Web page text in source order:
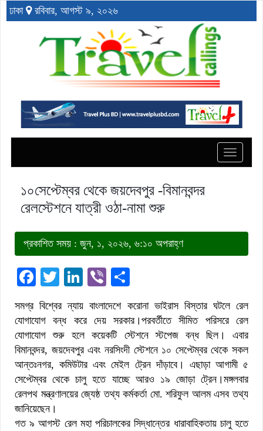
ঢাকা রবিবার, আগস্ট ৯, ২০২৬
Toggle
১০সেপ্টেম্বর থেকে জয়দেবপুর -বিমানবন্দর
রেলস্টেশনে যাত্রী ওঠা-নামা শুরু
প্রকাশিত সময় : জুন, ১, ২০২৬, ৬:১০ অপরাহ্ণ
Facebook
TwitterLinkedIn
Viber
সমগ্র বিশ্বের ন্যায় বাংলাদেশে করোনা ভাইরাস বিস্তার ঘটলে রেল
যোগাযোগ বন্ধ করে দেয় সরকার।পরবর্তীতে সীমিত পরিসরে রেল
যোগাযোগ শুরু হলে কয়েকটি স্টেশনে স্টপেজ বন্ধ ছিল। এবার
বিমানবন্দর, জয়দেবপুর এবং নরসিংদী স্টেশনে ১০ সেপ্টেম্বর থেকে সকল
আন্তঃনগর, কমিউটার এবং মেইল ট্রেন দাঁড়াবে। এছাড়া আগামী ৫
সেপ্টেম্বর থেকে চালু হতে যাচ্ছে আরও ১৯ জোড়া ট্রেন।মঙ্গলবার
রেলপথ মন্ত্রণালয়ের জ্যেষ্ঠ তথ্য কর্মকর্তা মো. শরিফুল আলম এসব তথ্য
জানিয়েছেন।
গত ৯ আগস্ট রেল মহা পরিচালকের সিদ্ধান্তের ধারাবাহিকতায় চালু হতে